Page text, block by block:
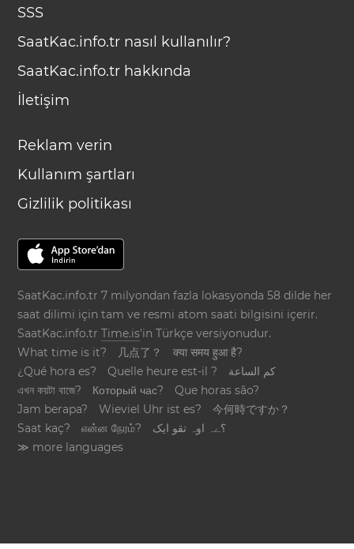
SSS
SaatKac.info.tr nasıl kullanılır?
SaatKac.info.tr hakkında
İletişim
Reklam verin
Kullanım şartları
Gizlilik politikası
SaatKac.info.tr 7 milyondan fazla lokasyonda 58 dilde her
saat dilimi için tam ve resmi atom saati bilgisini içerir.
SaatKac.info.trTime.is'in Türkçe versiyonudur.
What time is it?
几点了？
क्या समय हुआ है?
¿Qué hora es?
Quelle heure est-il ?
كم الساعة
এখন কয়টা বাজে?
Который час?
Que horas são?
Jam berapa?
Wieviel Uhr ist es?
今何時ですか？
Saat kaç?
என்ன நேரம்?
؟ےہ اوہ تقو ایک
≫ more languages